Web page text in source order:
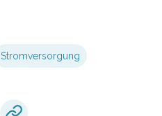
Stromversorgung